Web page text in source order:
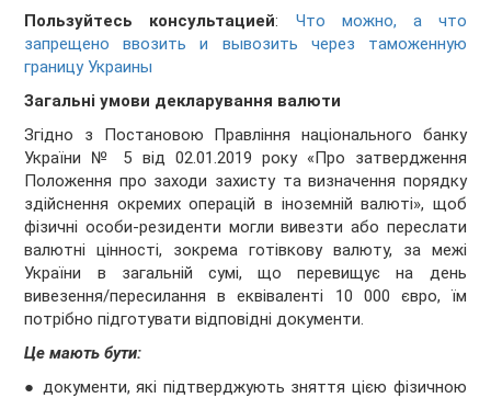
Пользуйтесь консультацией: Что можно, а что
запрещено ввозить и вывозить через таможенную
границу Украины
Загальні умови декларування валюти
Згідно з Постановою Правління національного банку
України № 5 від 02.01.2019 року «Про затвердження
Положення про заходи захисту та визначення порядку
здійснення окремих операцій в іноземній валюті», щоб
фізичні особи-резиденти могли вивезти або переслати
валютні цінності, зокрема готівкову валюту, за межі
України в загальній сумі, що перевищує на день
вивезення/пересилання в еквіваленті 10 000 євро, їм
потрібно підготувати відповідні документи.
Це мають бути:
● документи, які підтверджують зняття цією фізичною